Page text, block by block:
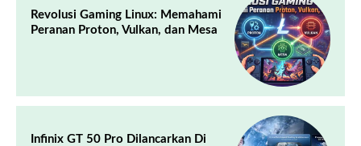
Revolusi Gaming Linux: Memahami
Peranan Proton, Vulkan, dan Mesa
Infinix GT 50 Pro Dilancarkan Di